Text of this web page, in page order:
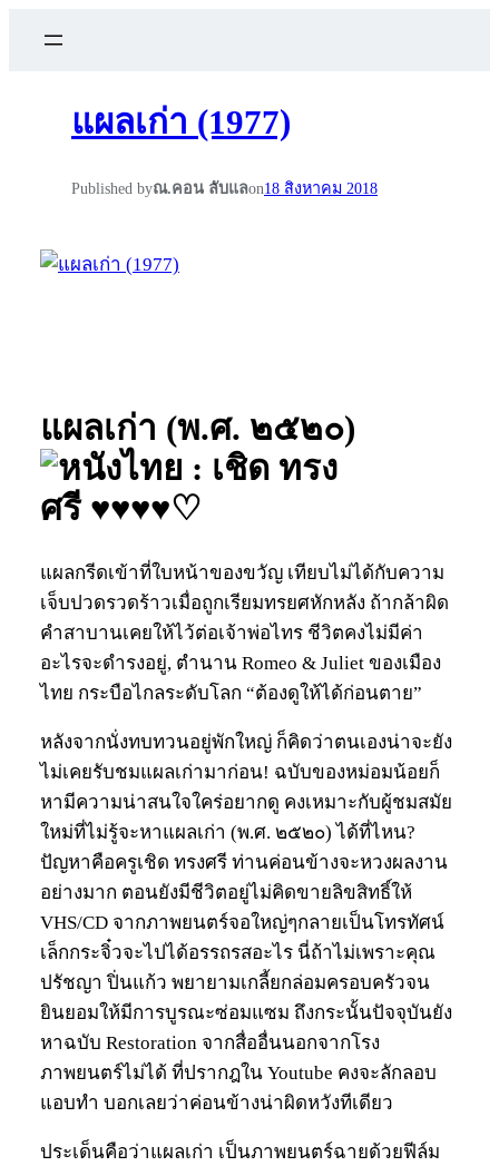
แผลเก่า (1977)
Published byณ.คอน ลับแลon18 สิงหาคม 2018
แผลเก่า (พ.ศ. ๒๕๒๐)
: เชิด ทรง
ศรี ♥♥♥♥♡
แผลกรีดเข้าที่ใบหน้าของขวัญ เทียบไม่ได้กับความ
เจ็บปวดรวดร้าวเมื่อถูกเรียมทรยศหักหลัง ถ้ากล้าผิด
คำสาบานเคยให้ไว้ต่อเจ้าพ่อไทร ชีวิตคงไม่มีค่า
อะไรจะดำรงอยู่, ตำนาน Romeo & Juliet ของเมือง
ไทย กระบือไกลระดับโลก “ต้องดูให้ได้ก่อนตาย”
หลังจากนั่งทบทวนอยู่พักใหญ่ ก็คิดว่าตนเองน่าจะยัง
ไม่เคยรับชมแผลเก่ามาก่อน! ฉบับของหม่อมน้อยก็
หามีความน่าสนใจใคร่อยากดู คงเหมาะกับผู้ชมสมัย
ใหม่ที่ไม่รู้จะหาแผลเก่า (พ.ศ. ๒๕๒๐) ได้ที่ไหน?
ปัญหาคือครูเชิด ทรงศรี ท่านค่อนข้างจะหวงผลงาน
อย่างมาก ตอนยังมีชีวิตอยู่ไม่คิดขายลิขสิทธิ์ให้
VHS/CD จากภาพยนตร์จอใหญ่ๆกลายเป็นโทรทัศน์
เล็กกระจิ๋วจะไปได้อรรถรสอะไร นี่ถ้าไม่เพราะคุณ
ปรัชญา ปิ่นแก้ว พยายามเกลี้ยกล่อมครอบครัวจน
ยินยอมให้มีการบูรณะซ่อมแซม ถึงกระนั้นปัจจุบันยัง
หาฉบับ Restoration จากสื่ออื่นนอกจากโรง
ภาพยนตร์ไม่ได้ ที่ปรากฎใน Youtube คงจะลักลอบ
แอบทำ บอกเลยว่าค่อนข้างน่าผิดหวังทีเดียว
ประเด็นคือว่าแผลเก่า เป็นภาพยนตร์ฉายด้วยฟีล์ม